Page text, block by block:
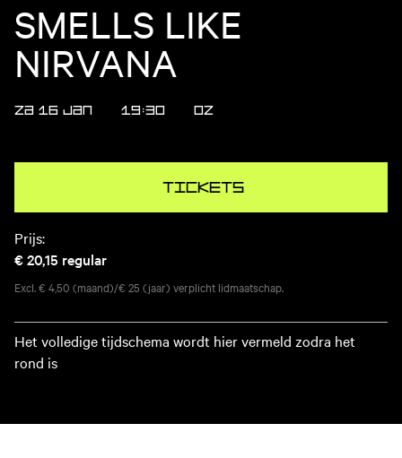
SMELLS LIKE
NIRVANA
ZA 16 JAN 19:30 OZ
Tickets
Prijs:
€ 20,15 regular
Excl. € 4,50 (maand)/€ 25 (jaar) verplicht lidmaatschap.
Het volledige tijdschema wordt hier vermeld zodra het
rond is